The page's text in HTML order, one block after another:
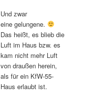
Und zwar
eine gelungene.
Das heißt, es blieb die
Luft im Haus bzw. es
kam nicht mehr Luft
von draußen herein,
als für ein KfW-55-
Haus erlaubt ist.